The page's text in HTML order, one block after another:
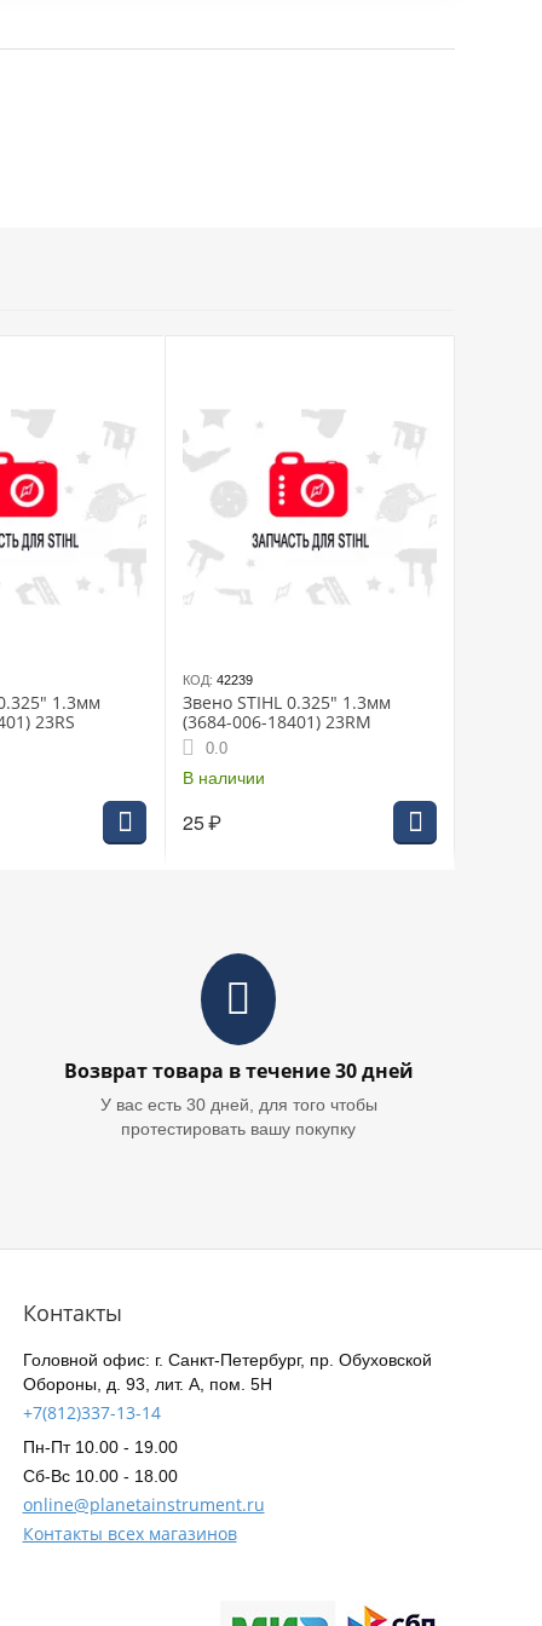
1.3мм
23RS
КОД: 42239
Звено STIHL 0.325" 1.3мм
(3684-006-18401) 23RM
0.0
В наличии
25₽
Возврат товара в течение 30 дней
У вас есть 30 дней, для того чтобы
протестировать вашу покупку
Контакты
Головной офис: г. Санкт-Петербург, пр. Обуховской
Обороны, д. 93, лит. А, пом. 5Н
+7(812)337-13-14
Пн-Пт 10.00 - 19.00
Сб-Вс 10.00 - 18.00
online@planetainstrument.ru
Контакты всех магазинов